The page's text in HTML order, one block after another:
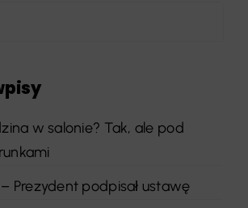
w salonie? Tak, ale pod
Prezydent podpisał ustawę